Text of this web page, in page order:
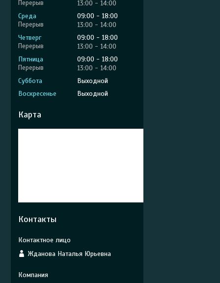
13:00
14:00
Среда
09:00
18:00
13:00
14:00
Четверг
09:00
18:00
13:00
14:00
Пятница
09:00
18:00
13:00
14:00
Суббота
Выходной
Воскресенье
Выходной
Карта
Контакты
Жданова Наталья Юрьевна